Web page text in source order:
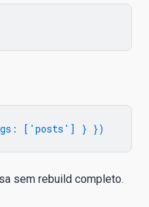
sem rebuild completo.